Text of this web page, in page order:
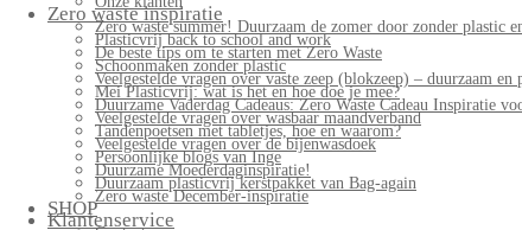
Zero waste inspiratie
Zero waste summer! Duurzaam de zomer door zonder plastic
Plasticvrij back to school and work
De beste tips om te starten met Zero Waste
Schoonmaken zonder plastic
Veelgestelde vragen over vaste zeep (blokzeep) – duurzaam
Mei Plasticvrij: wat is het en hoe doe je mee?
Duurzame Vaderdag Cadeaus: Zero Waste Cadeau Inspiratie
Veelgestelde vragen over wasbaar maandverband
Tandenpoetsen met tabletjes, hoe en waarom?
Veelgestelde vragen over de bijenwasdoek
Persoonlijke blogs van Inge
Duurzame Moederdaginspiratie!
Duurzaam plasticvrij kerstpakket van Bag-again
Zero waste December-inspiratie
SHOP
Klantenservice